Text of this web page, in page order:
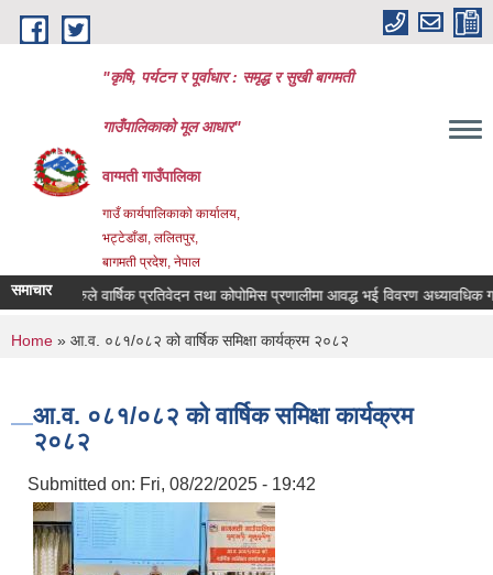
Skip to main content
"कृषि, पर्यटन र पूर्वाधार : समृद्ध र सुखी बागमती
गाउँपालिकाको मूल आधार"
वाग्मती गाउँपालिका
गाउँ कार्यपालिकाको कार्यालय,
भट्टेडाँडा, ललितपुर,
बागमती प्रदेश, नेपाल
समाचार
संस्थाहरुले वार्षिक प्रतिवेदन तथा कोपोमिस प्रणालीमा आवद्ध भई विवरण अध्यावधिक गर्ने
You are here
Home » आ.व. ०८१/०८२ को वार्षिक समिक्षा कार्यक्रम २०८२
आ.व. ०८१/०८२ को वार्षिक समिक्षा कार्यक्रम
२०८२
Submitted on: Fri, 08/22/2025 - 19:42